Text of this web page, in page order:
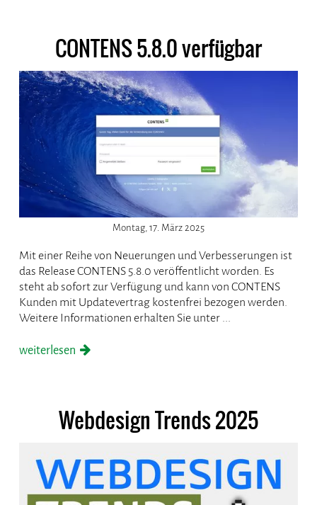
CONTENS 5.8.0 verfügbar
Montag, 17. März 2025
Mit einer Reihe von Neuerungen und Verbesserungen ist
das Release CONTENS 5.8.0 veröffentlicht worden. Es
steht ab sofort zur Verfügung und kann von CONTENS
Kunden mit Updatevertrag kostenfrei bezogen werden.
Weitere Informationen erhalten Sie unter ...
weiterlesen
Webdesign Trends 2025